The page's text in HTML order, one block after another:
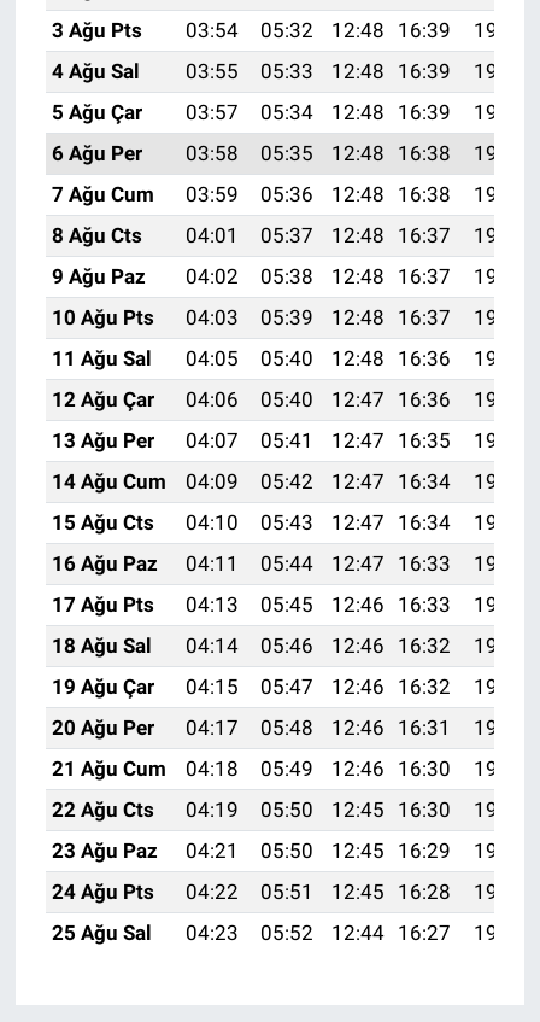
3 Ağu Pts
03:54 05:32 12:48 16:39
19:55
4 Ağu Sal
03:55 05:33 12:48 16:39
19:54
5 Ağu Çar
03:57 05:34 12:48 16:39
19:53
6 Ağu Per
03:58 05:35 12:48 16:38
19:51
7 Ağu Cum
03:59 05:36 12:48 16:38
19:50
8 Ağu Cts
04:01 05:37 12:48 16:37
19:49
9 Ağu Paz
04:02 05:38 12:48 16:37
19:48
10 Ağu Pts
04:03 05:39 12:48 16:37
19:47
11 Ağu Sal
04:05 05:40 12:48 16:36
19:46
12 Ağu Çar
04:06 05:40 12:47 16:36
19:44
13 Ağu Per
04:07 05:41 12:47 16:35
19:43
14 Ağu Cum
04:09 05:42 12:47 16:34
19:42
15 Ağu Cts
04:10 05:43 12:47 16:34
19:41
16 Ağu Paz
04:11 05:44 12:47 16:33
19:39
17 Ağu Pts
04:13 05:45 12:46 16:33
19:38
18 Ağu Sal
04:14 05:46 12:46 16:32
19:37
19 Ağu Çar
04:15 05:47 12:46 16:32
19:35
20 Ağu Per
04:17 05:48 12:46 16:31
19:34
21 Ağu Cum
04:18 05:49 12:46 16:30
19:32
22 Ağu Cts
04:19 05:50 12:45 16:30
19:31
23 Ağu Paz
04:21 05:50 12:45 16:29
19:30
24 Ağu Pts
04:22 05:51 12:45 16:28
19:28
25 Ağu Sal
04:23 05:52 12:44 16:27 19:27